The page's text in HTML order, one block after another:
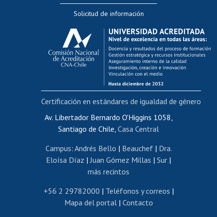
Evaluación docente
Calificación académica
Postulación al AUCAI
Funcionarias/os
Cursos internos de capacitación
Bienestar del personal
Portal de movilidad interna
Certificado de renta
Certificado de renta honorarios
Editar páginas blancas
Extranjeras/os
Revalidación y reconocimiento de títulos
Postulación al Programa de Movilidad Estudiantil
Solicitud de información
Av. Libertador Bernardo O'Higgins 1058,
Santiago de Chile, Casa Central
Campus: Andrés Bello | Beauchef| Dra.
Eloísa Díaz |Juan Gómez Millas | Sur |
más recintos
+56 2 29782000 | Teléfonos y correos |
Mapa del portal| Contacto
Certificación en estándares de igualdad de género